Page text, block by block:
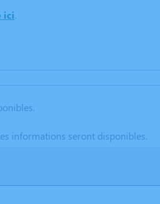
ici.
informations seront disponibles.